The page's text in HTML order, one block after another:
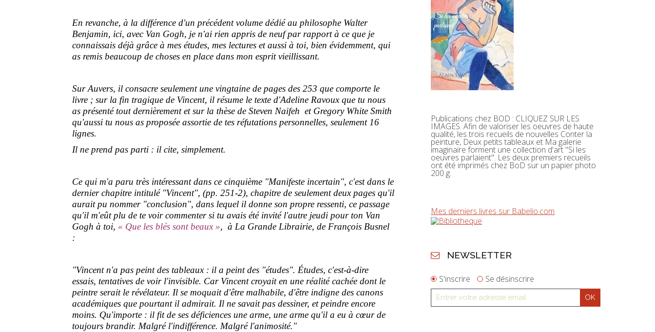
En revanche, à la différence d'un précédent volume dédié au philosophe Walter
Benjamin, ici, avec Van Gogh, je n'ai rien appris de neuf par rapport à ce que je
connaissais déjà grâce à mes études, mes lectures et aussi à toi, bien évidemment, qui
as remis beaucoup de choses en place dans mon esprit vieillissant.
Sur Auvers, il consacre seulement une vingtaine de pages des 253 que comporte le
livre ; sur la fin tragique de Vincent, il résume le texte d'Adeline Ravoux que tu nous
as présenté tout dernièrement et sur la thèse de Steven Naifeh et Gregory White Smith
qu'aussi tu nous as proposée assortie de tes réfutations personnelles, seulement 16
lignes.
Il ne prend pas parti : il cite, simplement.
Ce qui m'a paru très intéressant dans ce cinquième "Manifeste incertain", c'est dans le
dernier chapitre intitulé "Vincent", (pp. 251-2), chapitre de seulement deux pages qu'il
aurait pu nommer "conclusion", dans lequel il donne son propre ressenti, ce passage
qu'il m'eût plu de te voir commenter si tu avais été invité l'autre jeudi pour ton Van
Gogh à toi, « Que les blés sont beaux », à La Grande Librairie, de François Busnel
:
"Vincent n'a pas peint des tableaux : il a peint des "études". Études, c'est-à-dire
essais, tentatives de voir l'invisible. Car Vincent croyait en une réalité cachée dont le
peintre serait le révélateur. Il se moquait d'être malhabile, d'être indigne des canons
académiques que pourtant il admirait. Il ne savait pas dessiner, et peindre encore
moins. Qu'importe : il fit de ses déficiences une arme, une arme qu'il a eu à cœur de
toujours brandir. Malgré l'indifférence. Malgré l'animosité."
Publications chez BOD : CLIQUEZ SUR LES
IMAGES. Afin de valoriser les oeuvres de haute
qualité, les trois recueils de nouvelles Conter la
peinture, Deux petits tableaux et Ma galerie
imaginaire forment une collection d'art "Si les
oeuvres parlaient". Les deux premiers recueils
ont été imprimés chez BoD sur un papier photo
200 g.
Mes derniers livres sur Babelio.com
NEWSLETTER
S'inscrire Se désinscrire